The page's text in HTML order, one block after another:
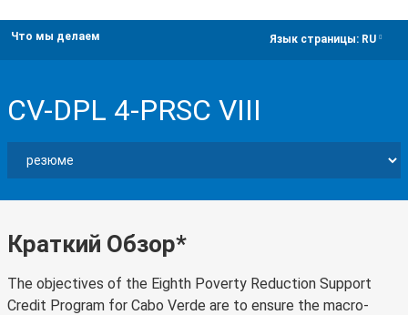
Что мы делаем Язык страницы: RU
CV-DPL 4-PRSC VIII
Краткий Обзор*
The objectives of the Eighth Poverty Reduction Support
Credit Program for Cabo Verde are to ensure the macro-